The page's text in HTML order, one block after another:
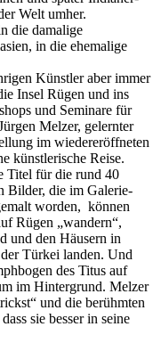
Welt umher.
die damalige
in die ehemalige
Künstler aber immer
Insel Rügen und ins
und Seminare für
Melzer, gelernter
im wiedereröffneten
künstlerische Reise.
Titel für die rund 40
Bilder, die im Galerie-
worden, können
Rügen „wandern“,
und den Häusern in
Türkei landen. Und
des Titus auf
im Hintergrund. Melzer
und die berühmten
sie besser in seine